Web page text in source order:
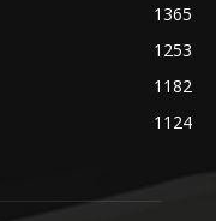
1365
1253
1182
1124